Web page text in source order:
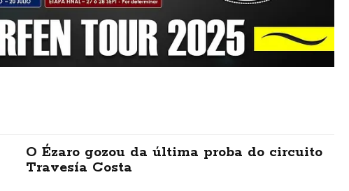
O Ézaro gozou da última proba do circuito
Travesía Costa